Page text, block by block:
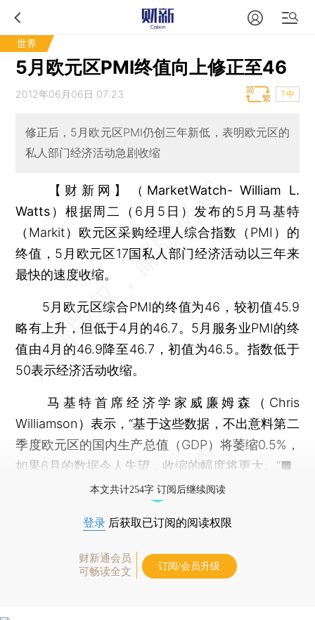
世界
5月欧元区PMI终值向上修正至46
2012年06月06日 07:23 T中
修正后，5月欧元区PMI仍创三年新低，表明欧元区的
私人部门经济活动急剧收缩
【财新网】（MarketWatch- William L.
Watts） 根据周二（6月5日）发布的5月马基特
（Markit）欧元区采购经理人综合指数（PMI）的
终值，5月欧元区17国私人部门经济活动以三年来
最快的速度收缩。
5月欧元区综合PMI的终值为46，较初值45.9
略有上升，但低于4月的46.7。5月服务业PMI的终
值由4月的46.9降至46.7，初值为46.5。指数低于
50表示经济活动收缩。
马基特首席经济学家威廉姆森（Chris
Williamson）表示，“基于这些数据，不出意料第二
季度欧元区的国内生产总值（GDP）将萎缩0.5%，
如果6月的数据令人失望，收缩的幅度将更大。”■
本文共计254字 订阅后继续阅读
登录 后获取已订阅的阅读权限
财新通会员
可畅读全文
订阅/会员升级